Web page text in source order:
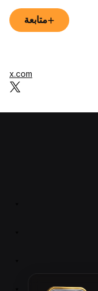
+متابعة
x.com